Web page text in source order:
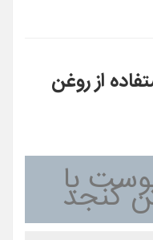
از روغن
با
کنجد